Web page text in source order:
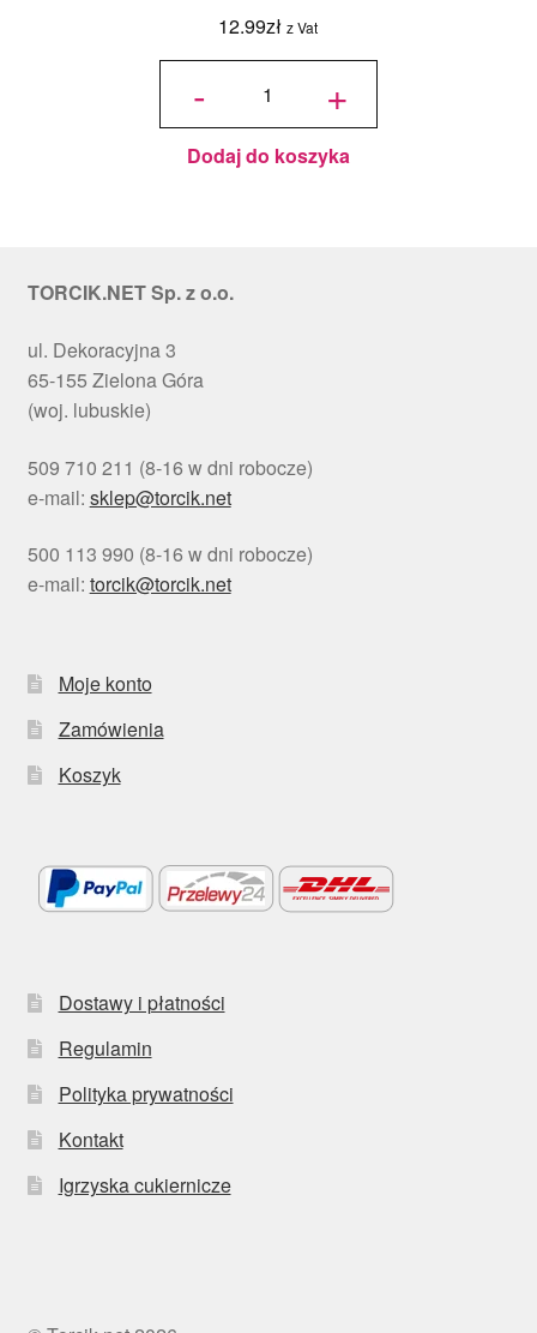
12.99zł z Vat
-
ilość
okrągły
Choinki
cm, h 1
cm - PC
+
Dodaj do koszyka
TORCIK.NET Sp. z o.o.
ul. Dekoracyjna 3
65-155 Zielona Góra
(woj. lubuskie)
509 710 211 (8-16 w dni robocze)
e-mail: sklep@torcik.net
500 113 990 (8-16 w dni robocze)
e-mail: torcik@torcik.net
Moje konto
Zamówienia
Koszyk
Dostawy i płatności
Regulamin
Polityka prywatności
Kontakt
Igrzyska cukiernicze